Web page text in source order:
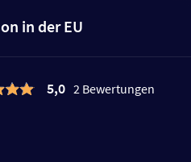
in der EU
5,0 2 Bewertungen